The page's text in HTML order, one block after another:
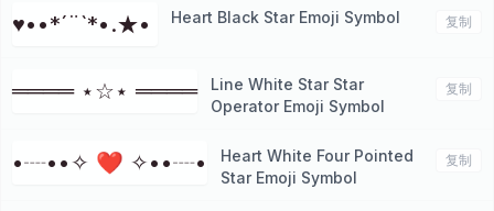
♥••*´¨`*•.★• ⁭ Heart Black Star Emoji Symbol 复制
════ ⋆☆⋆ ════
Line White Star Star
Operator Emoji Symbol
复制
•┈••✧ ❤ ✧••┈•
Heart White Four Pointed
Star Emoji Symbol
复制